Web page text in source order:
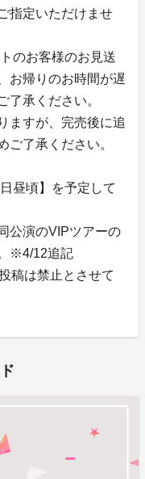
指定いただけませ
のお客様のお見送
お帰りのお時間が遅
了承ください。
ますが、完売後に追
ご了承ください。
昼頃】を予定して
公演のVIPツアーの
※4/12追記
稿は禁止とさせて